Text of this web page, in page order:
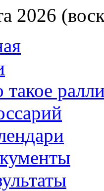
2026
такое ралли